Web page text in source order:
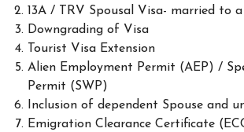
13A / TRV Spousal Visa- married to
Downgrading of Visa
Tourist Visa Extension
Alien Employment Permit (AEP) /
Permit (SWP)
Inclusion of dependent Spouse and
Emigration Clearance Certificate